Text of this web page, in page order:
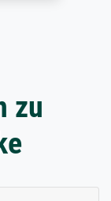
zu